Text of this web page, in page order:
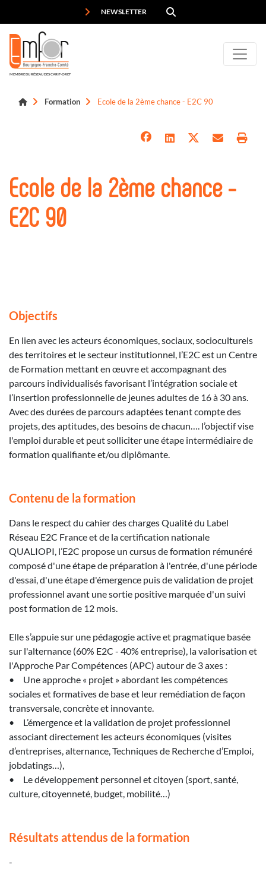
NEWSLETTER
MEMBRE DU RÉSEAU DES CARIF-OREF
Formation Ecole de la 2ème chance - E2C 90
Ecole de la 2ème chance -
E2C 90
Objectifs
En lien avec les acteurs économiques, sociaux, socioculturels
des territoires et le secteur institutionnel, l’E2C est un Centre
de Formation mettant en œuvre et accompagnant des
parcours individualisés favorisant l’intégration sociale et
l’insertion professionnelle de jeunes adultes de 16 à 30 ans.
Avec des durées de parcours adaptées tenant compte des
projets, des aptitudes, des besoins de chacun…. l’objectif vise
l'emploi durable et peut solliciter une étape intermédiaire de
formation qualifiante et/ou diplômante.
Contenu de la formation
Dans le respect du cahier des charges Qualité du Label
Réseau E2C France et de la certification nationale
QUALIOPI, l’E2C propose un cursus de formation rémunéré
composé d'une étape de préparation à l'entrée, d'une période
d'essai, d'une étape d'émergence puis de validation de projet
professionnel avant une sortie positive marquée d'un suivi
post formation de 12 mois.
Elle s’appuie sur une pédagogie active et pragmatique basée
sur l'alternance (60% E2C - 40% entreprise), la valorisation et
l'Approche Par Compétences (APC) autour de 3 axes :
• Une approche « projet » abordant les compétences
sociales et formatives de base et leur remédiation de façon
transversale, concrète et innovante.
• L’émergence et la validation de projet professionnel
associant directement les acteurs économiques (visites
d’entreprises, alternance, Techniques de Recherche d’Emploi,
jobdatings…),
• Le développement personnel et citoyen (sport, santé,
culture, citoyenneté, budget, mobilité…)
Résultats attendus de la formation
-
Panneau de gestion des cookies